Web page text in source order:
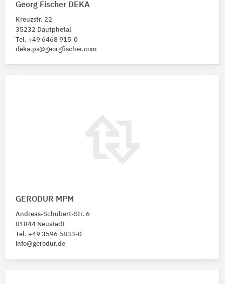
Georg Fischer DEKA
Kreuzstr. 22
35232 Dautphetal
Tel. +49 6468 915-0
deka.ps@georgfischer.com
GERODUR MPM
Andreas-Schubert-Str. 6
01844 Neustadt
Tel. +49 3596 5833-0
info@gerodur.de